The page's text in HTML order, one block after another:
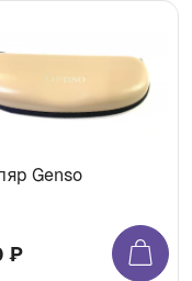
Genso
₽